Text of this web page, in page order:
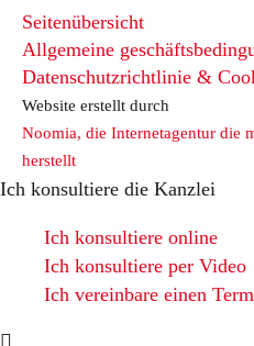
Seitenübersicht
Allgemeine
Datenschutzrichtlinie &
Website erstellt durch
Noomia, die Internetagentur die
herstellt
Ich konsultiere die Kanzlei
Ich konsultiere online
Ich konsultiere per Video
Ich vereinbare einen